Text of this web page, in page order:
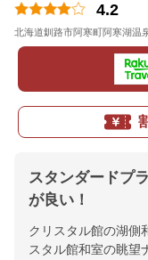
4.2
北海道釧路市阿寒町阿寒湖温
スタンダードプ
が良い！
クリスタル館の湖側
スタル館和室の眺望